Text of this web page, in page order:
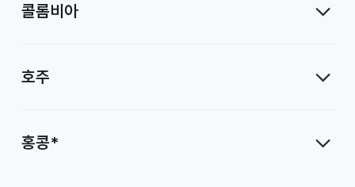
콜롬비아
호주
홍콩*